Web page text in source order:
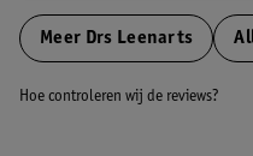
Meer Drs Leenarts
Hoe controleren wij de reviews?